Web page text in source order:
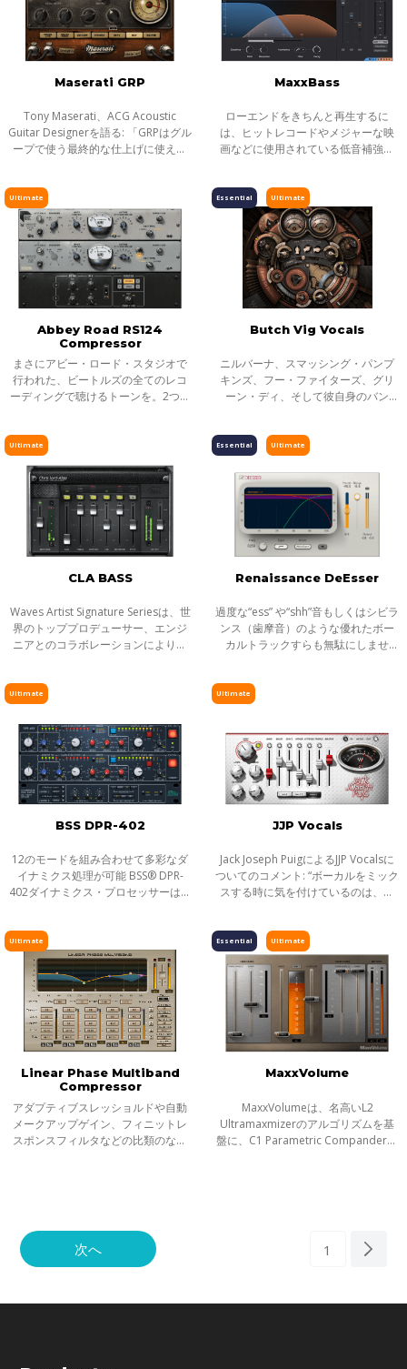
Maserati GRP
Tony Maserati、ACG Acoustic
Guitar Designerを語る: 「GRPはグル
ープで使う最終的な仕上げに使える
設定することができます。」
MaxxBass
ローエンドをきちんと再生するに
は、ヒットレコードやメジャーな映
画などに使用されている低音補強テ
を使用して、サウンドの基本音調と
ぴったり合う
Ultimate
Abbey Road RS124
Compressor
まさにアビー・ロード・スタジオで
行われた、ビートルズの全てのレコ
ーディングで聴けるトーンを。2つの
サープラグインは、アビー・ロー
ド・スタ
Ultimate
Essential
Butch Vig Vocals
ニルバーナ、スマッシング・パンプ
キンズ、フー・ファイターズ、グリ
ーン・ディ、そして彼自身のバン
プロデュースしてきたButch Vigは、
Ultimate
CLA BASS
Waves Artist Signature Seriesは、世
界のトッププロデューサー、エンジ
ニアとのコラボレーションにより生
グインは、アーティストの個性的な
Ultimate
Essential
Renaissance DeEsser
過度な“ess” や“shh”音もしくはシビラ
ンス（歯摩音）のような優れたボー
カルトラックすらも無駄にしませ
な高い周波数を減少させ、ソースの
Ultimate
BSS DPR-402
12のモードを組み合わせて多彩なダ
イナミクス処理が可能 BSS® DPR-
402ダイナミクス・プロセッサーは、
オ、ライブ、ブロードキャストの現
場でエン
Ultimate
JJP Vocals
Jack Joseph PuigによるJJP Vocalsに
ついてのコメント: “ボーカルをミック
スする時に気を付けているのは、直
ーの設定とか、そんな技術的な話で
は
Ultimate
Linear Phase Multiband
Compressor
アダプティブスレッショルドや自動
メークアップゲイン、フィニットレ
スポンスフィルタなどの比類のない
Ultimate
Essential
MaxxVolume
MaxxVolumeは、名高いL2
Ultramaxmizerのアルゴリズムを基
盤に、C1 Parametric Compander、
次へ 1